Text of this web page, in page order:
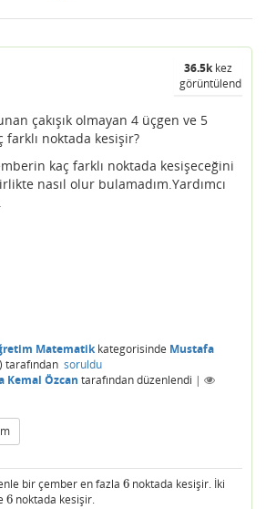
36.5kkez
görüntülendi
çakışık olmayan 4 üçgen ve 5
farklı noktada kesişir?
kaç farklı noktada kesişeceğini
nasıl olur bulamadım.Yardımcı
Matematikkategorisinde Mustafa
tarafından soruldu
Kemal Özcan tarafındandüzenlendi |
bir çember en fazla 6
6 noktada kesişir. İki
6
6 noktada kesişir.